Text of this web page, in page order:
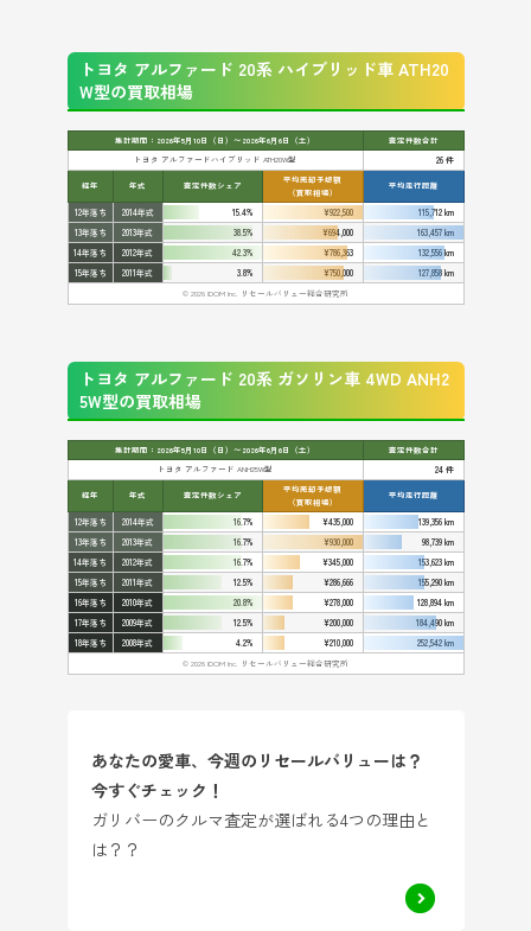
トヨタ アルファード 20系 ハイブリッド車 ATH20
W型の買取相場
集計期間：2026年5月10日（日）〜2026年6月6日（土）
査定件数合計
トヨタ アルファードハイブリッド ATH20W型
26 件
経年 年式 査定件数シェア
平均売却予想額
（買取相場）
平均走行距離
12年落ち 2014年式 15.4% ¥922,500
115,712 km
13年落ち
2013年式 38.5% ¥694,000
163,457 km
14年落ち
2012年式 42.3% ¥786,363
132,556 km
15年落ち
2011年式 3.8% ¥750,000
127,858 km
© 2026 IDOM Inc. リセールバリュー総合研究所
トヨタ アルファード 20系 ガソリン車 4WD ANH2
5W型の買取相場
集計期間：2026年5月10日（日）〜2026年6月6日（土）
査定件数合計
トヨタ アルファード ANH25W型
24 件
経年 年式 査定件数シェア
平均売却予想額
（買取相場）
平均走行距離
12年落ち 2014年式 16.7% ¥435,000
139,356 km
13年落ち
2013年式 16.7% ¥930,000
98,739 km
14年落ち
2012年式 16.7% ¥345,000
153,623 km
15年落ち
2011年式 12.5% ¥286,666
155,290 km
16年落ち
2010年式 20.8% ¥278,000
128,894 km
17年落ち
2009年式 12.5% ¥200,000
184,490 km
18年落ち
2008年式 4.2% ¥210,000
252,542 km
© 2026 IDOM Inc. リセールバリュー総合研究所
あなたの愛車、今週のリセールバリューは？
今すぐチェック！
ガリバーのクルマ査定が選ばれる4つの理由と
は？？